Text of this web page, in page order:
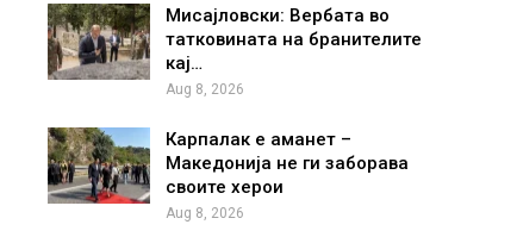
Мисајловски: Вербата во
татковината на бранителите
кај…
Aug 8, 2026
Карпалак е аманет –
Македонија не ги заборава
своите херои
Aug 8, 2026